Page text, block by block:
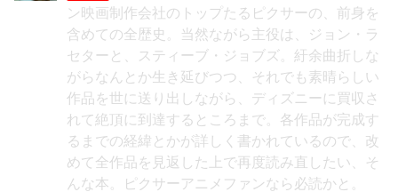
ン映画制作会社のトップたるピクサーの、前身を
含めての全歴史。当然ながら主役は、ジョン・ラ
セターと、スティーブ・ジョブズ。紆余曲折しな
がらなんとか生き延びつつ、それでも素晴らしい
作品を世に送り出しながら、ディズニーに買収さ
れて絶頂に到達するところまで。各作品が完成す
るまでの経緯とかが詳しく書かれているので、改
めて全作品を見返した上で再度読み直したい、そ
んな本。ピクサーアニメファンなら必読かと。